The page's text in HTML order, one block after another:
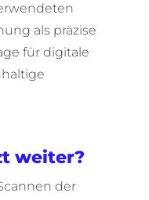
als präzise
für digitale
weiter?
der